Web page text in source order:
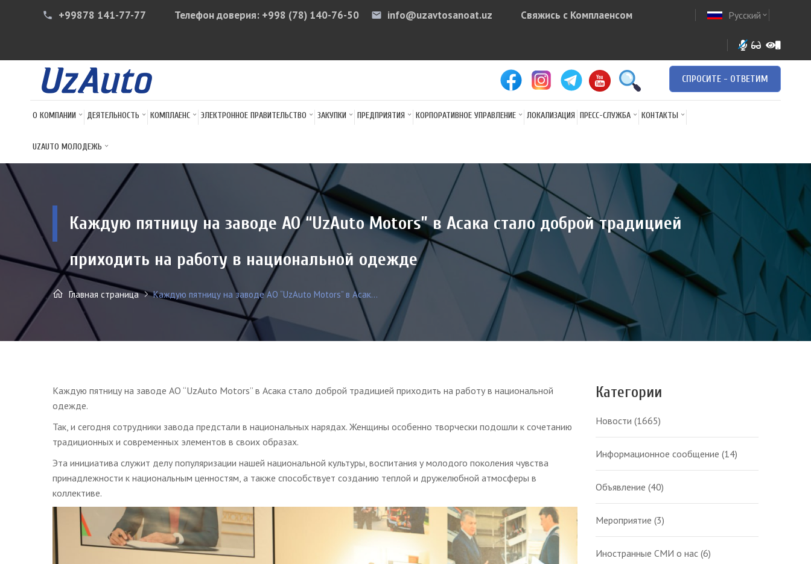
phone +99878 141-77-77 Телефон доверия: +998 (78) 140-76-50 email info@uzavtosanoat.uz arrow
Свяжись с Комплаенсом Русский expand_more
СПРОСИТЕ - ОТВЕТИМ
О КОМПАНИИ ДЕЯТЕЛЬНОСТЬ КОМПЛАЕНС ЭЛЕКТРОННОЕ ПРАВИТЕЛЬСТВО ЗАКУПКИ ПРЕДПРИЯТИЯ КОРПОРАТИВНОЕ УПРАВЛЕНИЕ ЛОКАЛИЗАЦИЯ ПРЕСС-СЛУЖБА КОНТАКТЫ
UZAUTO МОЛОДЕЖЬ
Каждую пятницу на заводе АО “UzAuto Motors” в Асака стало доброй традицией
приходить на работу в национальной одежде
Главная страница Каждую пятницу на заводе АО “UzAuto Motors” в Асак...
Каждую пятницу на заводе АО “UzAuto Motors” в Асака стало доброй традицией приходить на работу в национальной
одежде.
Так, и сегодня сотрудники завода предстали в национальных нарядах. Женщины особенно творчески подошли к сочетанию
традиционных и современных элементов в своих образах.
Эта инициатива служит делу популяризации нашей национальной культуры, воспитания у молодого поколения чувства
принадлежности к национальным ценностям, а также способствует созданию теплой и дружелюбной атмосферы в
коллективе.
Категории
Новости (1665)
Информационное сообщение (14)
Объявление (40)
Мероприятие (3)
Иностранные СМИ о нас (6)